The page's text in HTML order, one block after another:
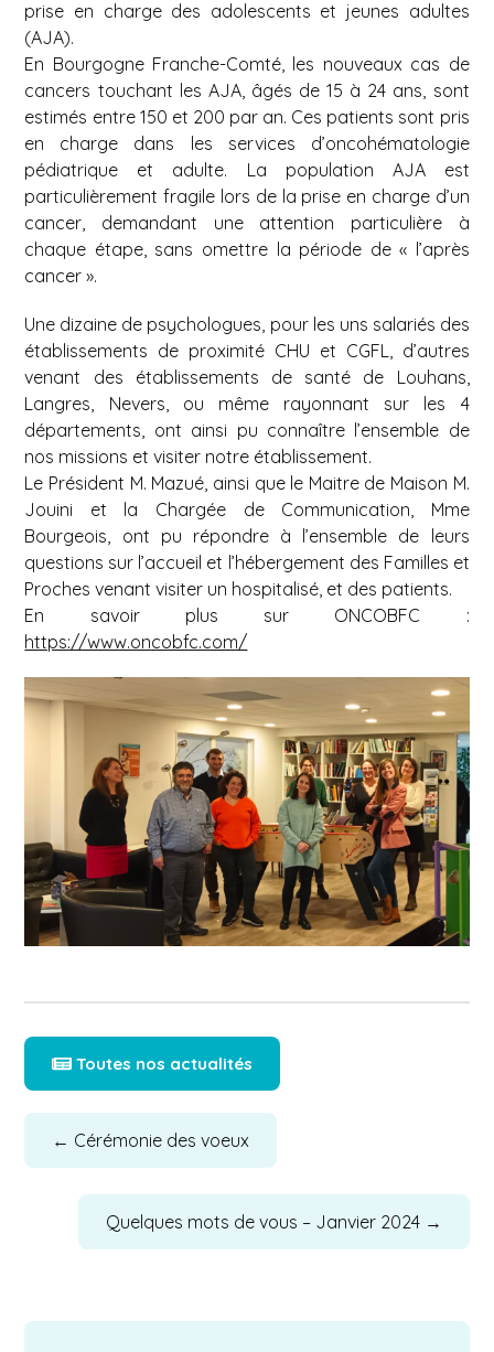
prise en charge des adolescents et jeunes adultes
(AJA).
En Bourgogne Franche-Comté, les nouveaux cas de
cancers touchant les AJA, âgés de 15 à 24 ans, sont
estimés entre 150 et 200 par an. Ces patients sont pris
en charge dans les services d’oncohématologie
pédiatrique et adulte. La population AJA est
particulièrement fragile lors de la prise en charge d’un
cancer, demandant une attention particulière à
chaque étape, sans omettre la période de « l’après
cancer ».
Une dizaine de psychologues, pour les uns salariés des
établissements de proximité CHU et CGFL, d’autres
venant des établissements de santé de Louhans,
Langres, Nevers, ou même rayonnant sur les 4
départements, ont ainsi pu connaître l’ensemble de
nos missions et visiter notre établissement.
Le Président M. Mazué, ainsi que le Maitre de Maison M.
Jouini et la Chargée de Communication, Mme
Bourgeois, ont pu répondre à l’ensemble de leurs
questions sur l’accueil et l’hébergement des Familles et
Proches venant visiter un hospitalisé, et des patients.
En savoir plus sur ONCOBFC :
https://www.oncobfc.com/
Toutes nos actualités
← Cérémonie des voeux
Quelques mots de vous – Janvier 2024 →